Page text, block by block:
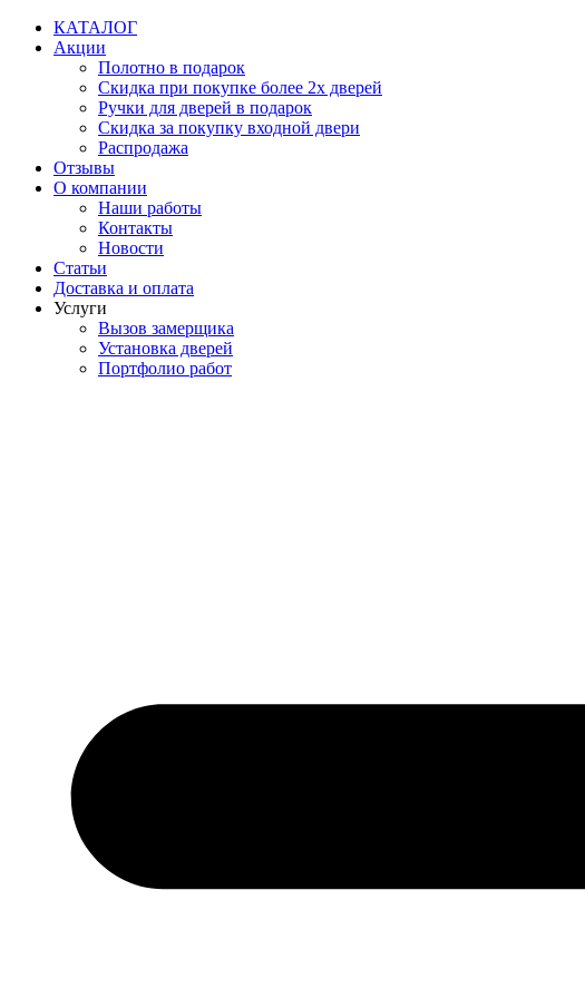
Перейти
содержимому
КАТАЛОГ
Акции
Полотно в подарок
Скидка при покупке более 2х дверей
Ручки для дверей в подарок
Скидка за покупку входной двери
Распродажа
Отзывы
О компании
Наши работы
Контакты
Новости
Статьи
Доставка и оплата
Услуги
Вызов замерщика
Установка дверей
Портфолио работ